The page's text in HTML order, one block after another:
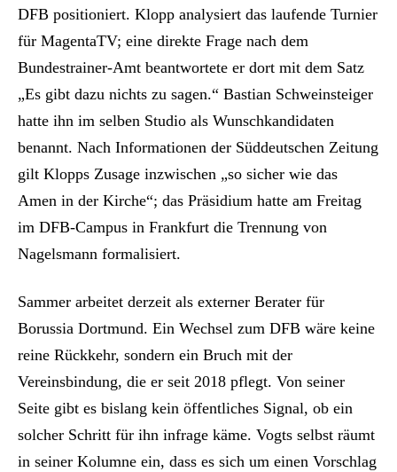
DFB positioniert. Klopp analysiert das laufende Turnier
für MagentaTV; eine direkte Frage nach dem
Bundestrainer-Amt beantwortete er dort mit dem Satz
„Es gibt dazu nichts zu sagen.“ Bastian Schweinsteiger
hatte ihn im selben Studio als Wunschkandidaten
benannt. Nach Informationen der Süddeutschen Zeitung
gilt Klopps Zusage inzwischen „so sicher wie das
Amen in der Kirche“; das Präsidium hatte am Freitag
im DFB-Campus in Frankfurt die Trennung von
Nagelsmann formalisiert.
Sammer arbeitet derzeit als externer Berater für
Borussia Dortmund. Ein Wechsel zum DFB wäre keine
reine Rückkehr, sondern ein Bruch mit der
Vereinsbindung, die er seit 2018 pflegt. Von seiner
Seite gibt es bislang kein öffentliches Signal, ob ein
solcher Schritt für ihn infrage käme. Vogts selbst räumt
in seiner Kolumne ein, dass es sich um einen Vorschlag